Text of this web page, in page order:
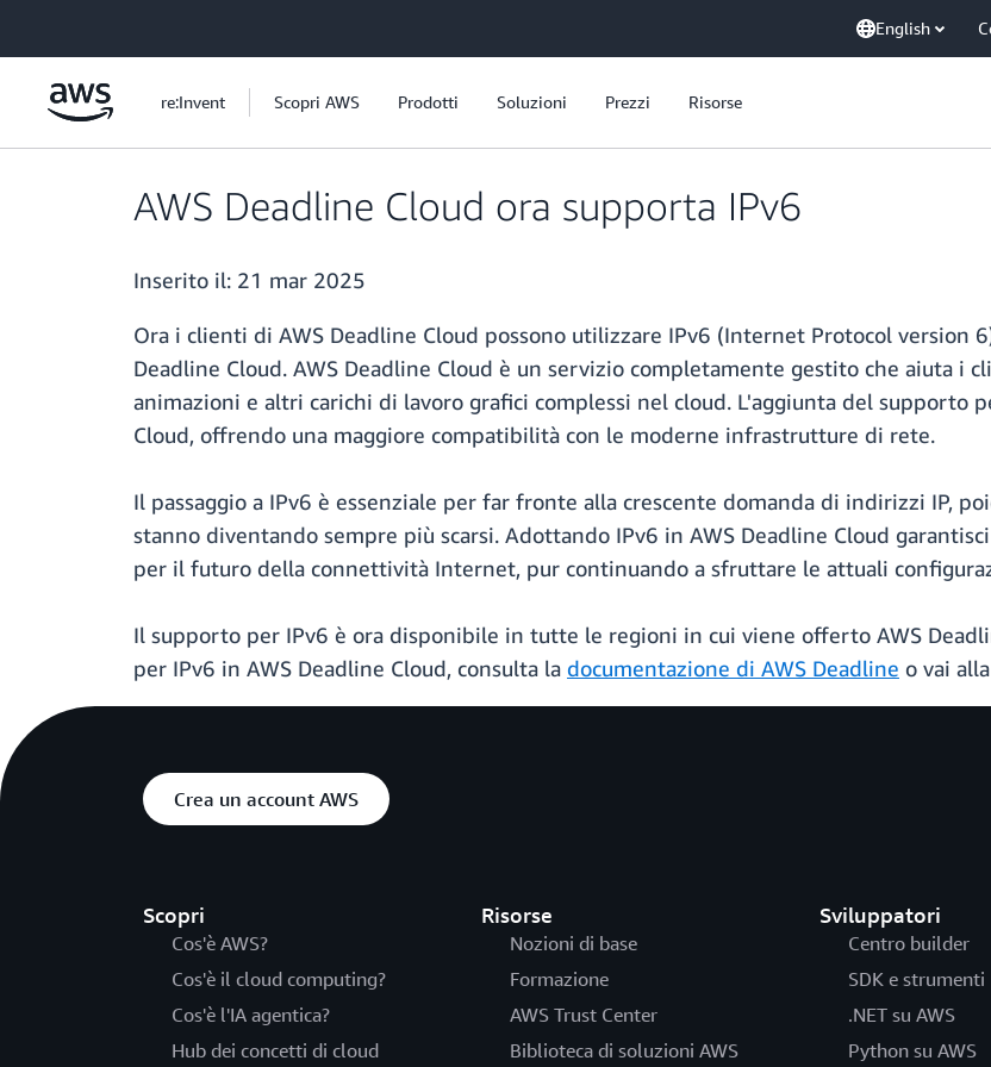
English
re:Invent Scopri AWS Prodotti Soluzioni Prezzi Risorse
AWS Deadline Cloud ora supporta IPv6
Inserito il: 21 mar 2025
Ora i clienti di AWS Deadline Cloud possono utilizzare IPv6 (Internet Protocol
Deadline Cloud. AWS Deadline Cloud è un servizio completamente gestito che aiuta
animazioni e altri carichi di lavoro grafici complessi nel cloud. L'aggiunta del supporto
Cloud, offrendo una maggiore compatibilità con le moderne infrastrutture di rete.
Il passaggio a IPv6 è essenziale per far fronte alla crescente domanda di indirizzi IP,
stanno diventando sempre più scarsi. Adottando IPv6 in AWS Deadline Cloud
per il futuro della connettività Internet, pur continuando a sfruttare le attuali
Il supporto per IPv6 è ora disponibile in tutte le regioni in cui viene offerto AWS
per IPv6 in AWS Deadline Cloud, consulta la documentazione di AWS Deadline o vai alla
Crea un account AWS
Scopri
Cos'è AWS?
Cos'è il cloud computing?
Cos'è l'IA agentica?
Hub dei concetti di cloud
Risorse
Nozioni di base
Formazione
AWS Trust Center
Biblioteca di soluzioni AWS
Sviluppatori
Centro builder
SDK e strumenti
.NET su AWS
Python su AWS